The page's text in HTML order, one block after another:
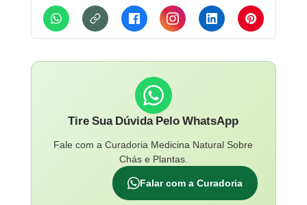
Tire Sua Dúvida Pelo WhatsApp
Fale com a Curadoria Medicina Natural Sobre
Chás e Plantas.
Falar com a Curadoria